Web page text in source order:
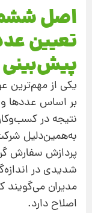
اصل
تعیین
یکی از مهم‌ترین
بر اساس عددها
نتیجه در
به‌همین‌دلیل
پردازش سفارش
شدیدی در
مدیران می‌گویند
اصلاح دارد.